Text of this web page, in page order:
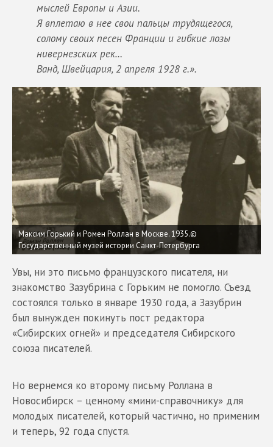
мыслей Европы и Азии.
Я вплетаю в нее свои пальцы трудящегося,
солому своих песен Франции и гибкие лозы
нивернезских рек…
Ванд, Швейцария, 2 апреля 1928 г.».
Максим Горький и Ромен Роллан в Москве. 1935.©
Государственный музей истории Санкт-Петербурга
Увы, ни это письмо французского писателя, ни
знакомство Зазубрина с Горьким не помогло. Съезд
состоялся только в январе 1930 года, а Зазубрин
был вынужден покинуть пост редактора
«Сибирских огней» и председателя Сибирского
союза писателей.
Но вернемся ко второму письму Роллана в
Новосибирск – ценному «мини-справочнику» для
молодых писателей, который частично, но применим
и теперь, 92 года спустя.